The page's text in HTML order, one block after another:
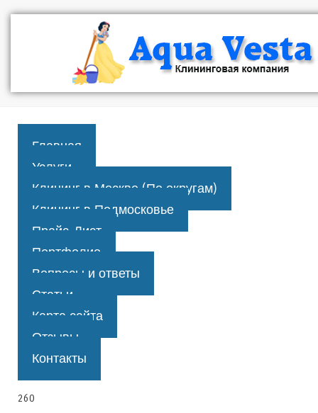
Главная
Услуги
Клининг в Москве (По округам)
Клининг в Подмосковье
Прайс-Лист
Портфолио
Вопросы и ответы
Статьи
Карта сайта
Отзывы
Контакты
260